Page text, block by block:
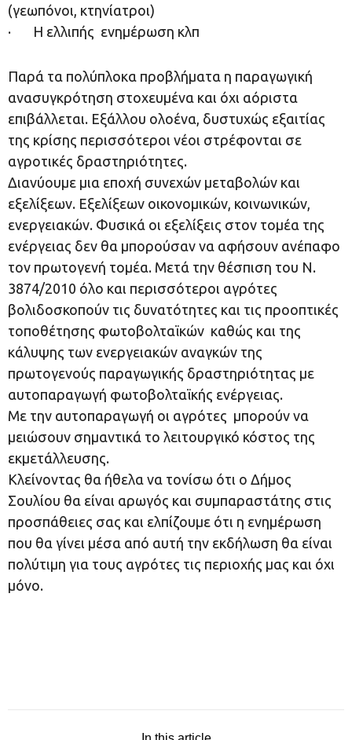
(γεωπόνοι, κτηνίατροι)
· Η ελλιπής ενημέρωση κλπ
Παρά τα πολύπλοκα προβλήματα η παραγωγική
ανασυγκρότηση στοχευμένα και όχι αόριστα
επιβάλλεται. Εξάλλου ολοένα, δυστυχώς εξαιτίας
της κρίσης περισσότεροι νέοι στρέφονται σε
αγροτικές δραστηριότητες.
Διανύουμε μια εποχή συνεχών μεταβολών και
εξελίξεων. Εξελίξεων οικονομικών, κοινωνικών,
ενεργειακών. Φυσικά οι εξελίξεις στον τομέα της
ενέργειας δεν θα μπορούσαν να αφήσουν ανέπαφο
τον πρωτογενή τομέα. Μετά την θέσπιση του Ν.
3874/2010 όλο και περισσότεροι αγρότες
βολιδοσκοπούν τις δυνατότητες και τις προοπτικές
τοποθέτησης φωτοβολταϊκών καθώς και της
κάλυψης των ενεργειακών αναγκών της
πρωτογενούς παραγωγικής δραστηριότητας με
αυτοπαραγωγή φωτοβολταϊκής ενέργειας.
Με την αυτοπαραγωγή οι αγρότες µπορούν να
µειώσουν σηµαντικά το λειτουργικό κόστος της
εκµετάλλευσης.
Κλείνοντας θα ήθελα να τονίσω ότι ο Δήμος
Σουλίου θα είναι αρωγός και συμπαραστάτης στις
προσπάθειες σας και ελπίζουμε ότι η ενημέρωση
που θα γίνει μέσα από αυτή την εκδήλωση θα είναι
πολύτιμη για τους αγρότες τις περιοχής μας και όχι
μόνο.